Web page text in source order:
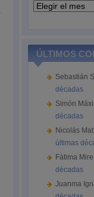
Archivos
ÚLTIMOS
Sebastián
décadas
Simón
décadas
Nicolás
últimas
Fátima
décadas
Juanma